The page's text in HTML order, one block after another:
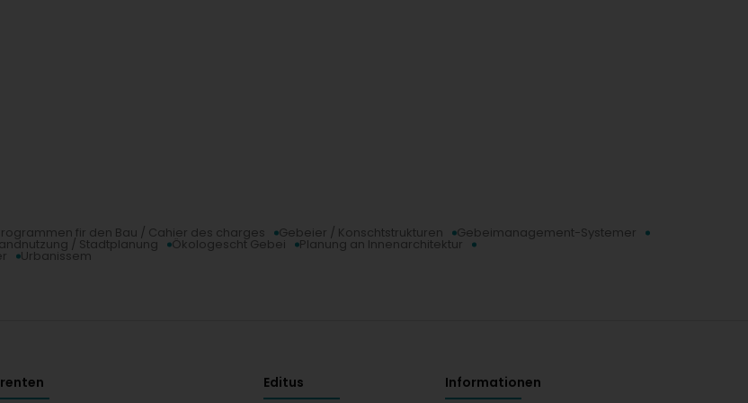
fir den Bau / Cahier des charges Gebeier / Konschtstrukturen Gebeimanagement-Systemer
/ Stadtplanung Ökologescht Gebei Planung an Innenarchitektur
Urbanissem
Editus Informationen